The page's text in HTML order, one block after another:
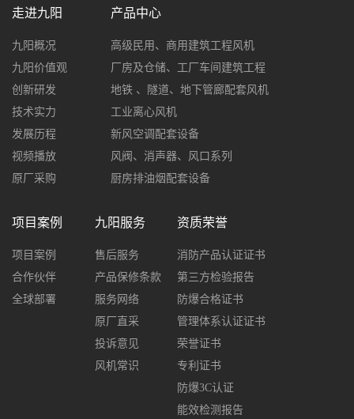
走进九阳
九阳概况
九阳价值观
创新研发
技术实力
发展历程
视频播放
原厂采购
产品中心
高级民用、商用建筑工程风机
厂房及仓储、工厂车间建筑工程
地铁 、隧道、地下管廊配套风机
工业离心风机
新风空调配套设备
风阀、消声器、风口系列
厨房排油烟配套设备
项目案例
项目案例
合作伙伴
全球部署
九阳服务
售后服务
产品保修条款
服务网络
原厂直采
投诉意见
风机常识
资质荣誉
消防产品认证证书
第三方检验报告
防爆合格证书
管理体系认证证书
荣誉证书
专利证书
防爆3C认证
能效检测报告